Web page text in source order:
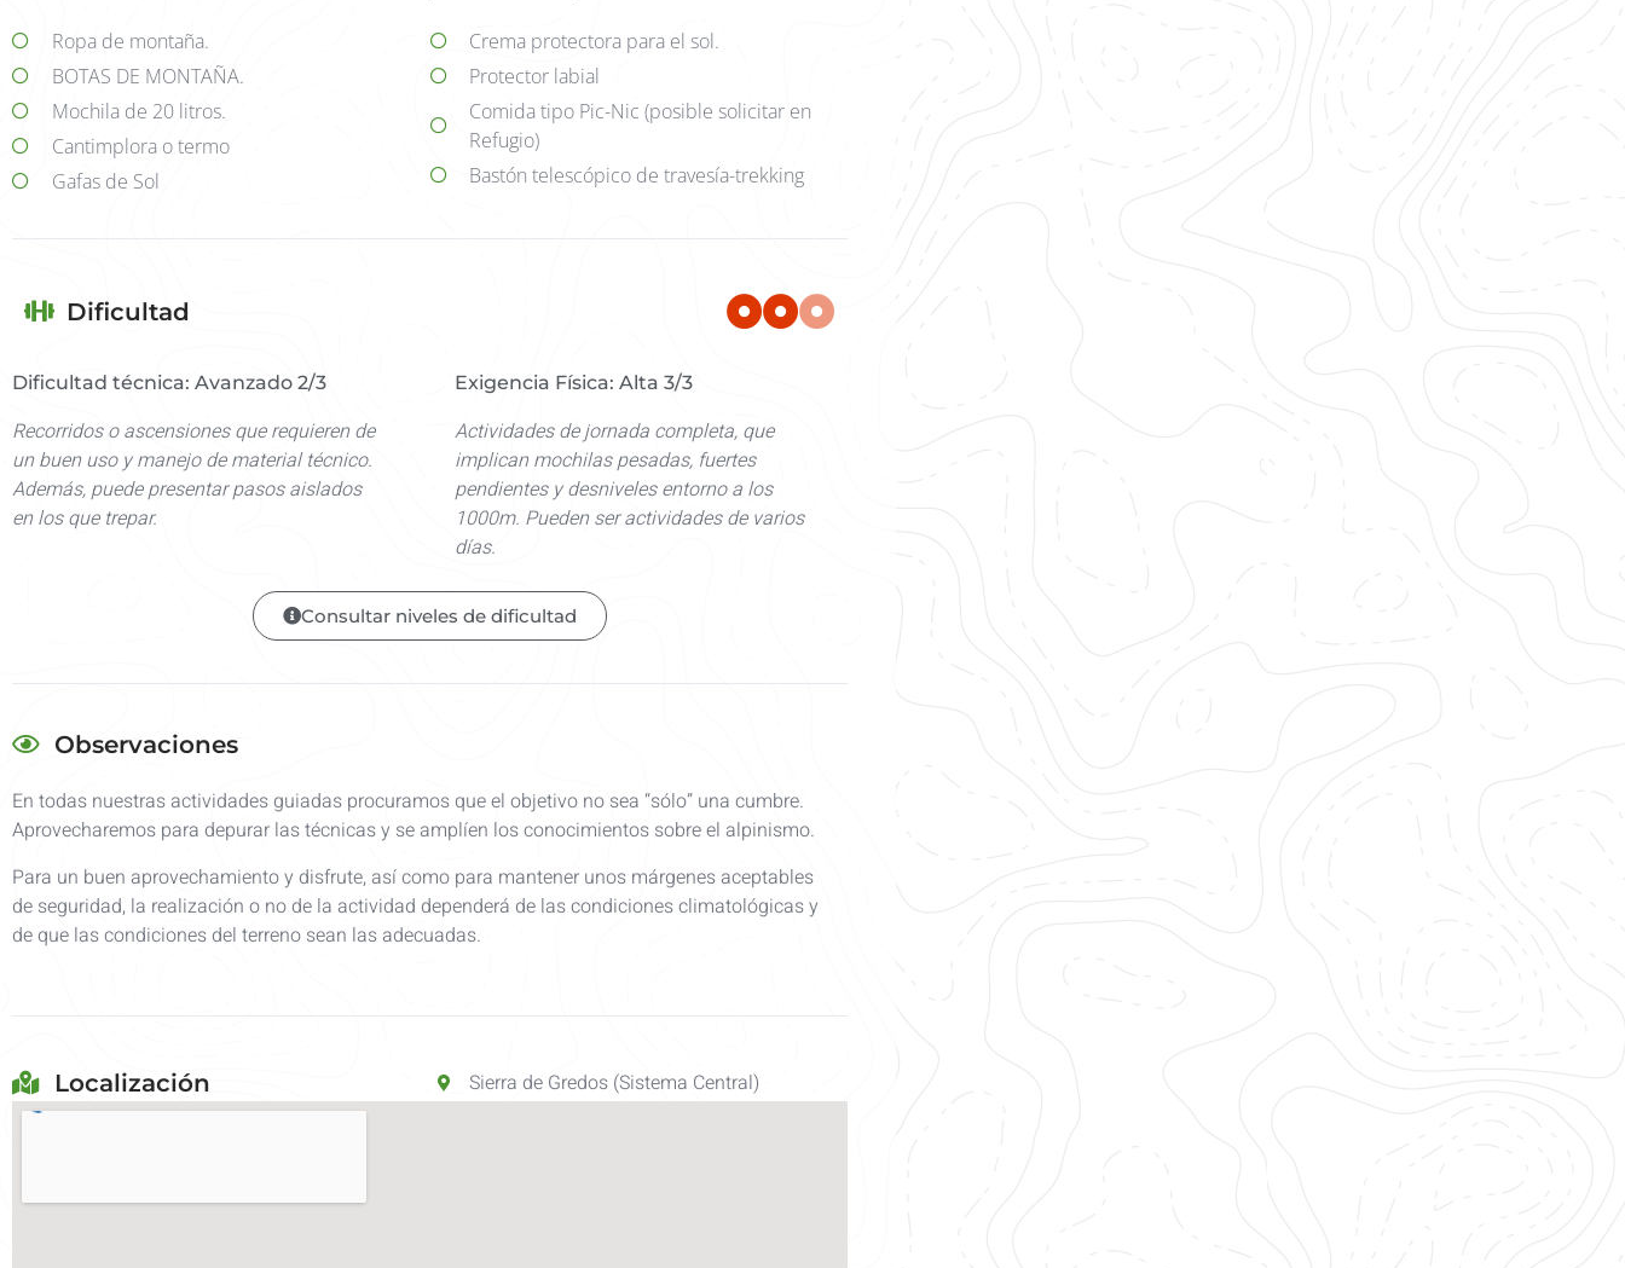
Ropa de montaña.
BOTAS DE MONTAÑA.
Mochila de 20 litros.
Cantimplora o termo
Gafas de Sol
Crema protectora para el sol.
Protector labial
Comida tipo Pic-Nic (posible solicitar en
Refugio)
Bastón telescópico de travesía-trekking
Dificultad
Dificultad técnica: Avanzado 2/3
Recorridos o ascensiones que requieren de
un buen uso y manejo de material técnico.
Además, puede presentar pasos aislados
en los que trepar.
Exigencia Física: Alta 3/3
Actividades de jornada completa, que
implican mochilas pesadas, fuertes
pendientes y desniveles entorno a los
1000m. Pueden ser actividades de varios
días.
Consultar niveles de dificultad
Observaciones
En todas nuestras actividades guiadas procuramos que el objetivo no sea “sólo” una cumbre.
Aprovecharemos para depurar las técnicas y se amplíen los conocimientos sobre el alpinismo.
Para un buen aprovechamiento y disfrute, así como para mantener unos márgenes aceptables
de seguridad, la realización o no de la actividad dependerá de las condiciones climatológicas y
de que las condiciones del terreno sean las adecuadas.
Localización Sierra de Gredos (Sistema Central)